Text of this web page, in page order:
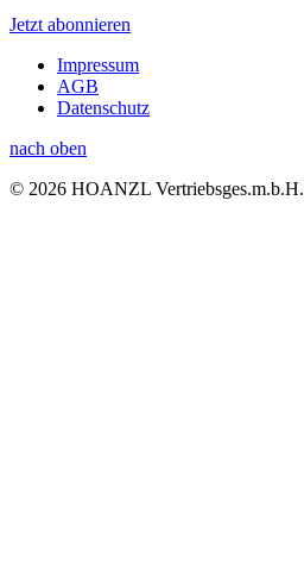
Jetzt abonnieren
Impressum
AGB
Datenschutz
nach oben
© 2026 HOANZL Vertriebsges.m.b.H.